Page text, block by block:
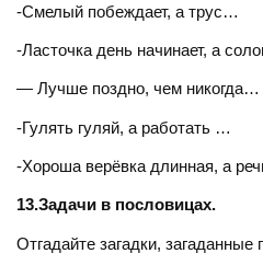
-Смелый побеждает, а трус…
-Ласточка день начинает, а
— Лучше поздно, чем никогда…
-Гулять гуляй, а работать …
-Хороша верёвка длинная, а
13.Задачи в пословицах.
Отгадайте загадки,